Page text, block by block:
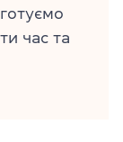
час та